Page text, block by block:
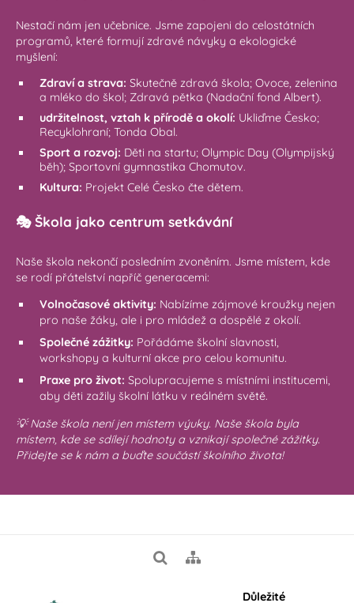
Nestačí nám jen učebnice. Jsme zapojeni do celostátních
programů, které formují zdravé návyky a ekologické
myšlení:
Zdraví a strava: Skutečně zdravá škola; Ovoce, zelenina
a mléko do škol; Zdravá pětka (Nadační fond Albert).
udržitelnost, vztah k přírodě a okolí: Ukliďme Česko;
Recyklohraní; Tonda Obal.
Sport a rozvoj: Děti na startu; Olympic Day (Olympijský
běh); Sportovní gymnastika Chomutov.
Kultura: Projekt Celé Česko čte dětem.
🎭 Škola jako centrum setkávání
Naše škola nekončí posledním zvoněním. Jsme místem, kde
se rodí přátelství napříč generacemi:
Volnočasové aktivity: Nabízíme zájmové kroužky nejen
pro naše žáky, ale i pro mládež a dospělé z okolí.
Společné zážitky: Pořádáme školní slavnosti,
workshopy a kulturní akce pro celou komunitu.
Praxe pro život: Spolupracujeme s místními institucemi,
aby děti zažily školní látku v reálném světě.
💡 Naše škola není jen místem výuky. Naše škola byla
místem, kde se sdílejí hodnoty a vznikají společné zážitky.
Přidejte se k nám a buďte součástí školního života!
Důležité